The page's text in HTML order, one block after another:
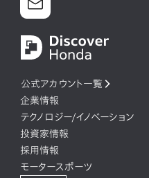
公式アカウント一覧
企業情報
テクノロジー/イノベーション
投資家情報
採用情報
モータースポーツ